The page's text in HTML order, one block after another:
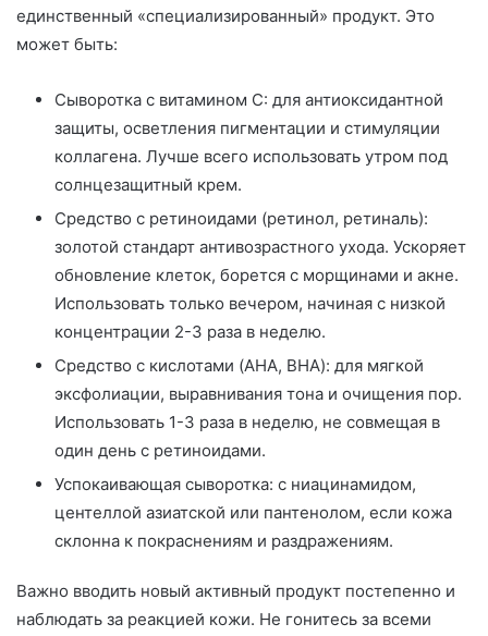
единственный «специализированный» продукт. Это
может быть:
Сыворотка с витамином С: для антиоксидантной
защиты, осветления пигментации и стимуляции
коллагена. Лучше всего использовать утром под
солнцезащитный крем.
Средство с ретиноидами (ретинол, ретиналь):
золотой стандарт антивозрастного ухода. Ускоряет
обновление клеток, борется с морщинами и акне.
Использовать только вечером, начиная с низкой
концентрации 2-3 раза в неделю.
Средство с кислотами (AHA, BHA): для мягкой
эксфолиации, выравнивания тона и очищения пор.
Использовать 1-3 раза в неделю, не совмещая в
один день с ретиноидами.
Успокаивающая сыворотка: с ниацинамидом,
центеллой азиатской или пантенолом, если кожа
склонна к покраснениям и раздражениям.
Важно вводить новый активный продукт постепенно и
наблюдать за реакцией кожи. Не гонитесь за всеми